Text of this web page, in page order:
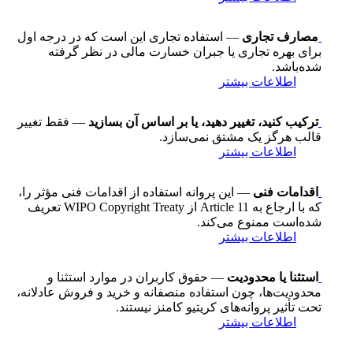
مصارف تجاری — استفاده تجاری این است که در درجه اول
برای بهره تجاری یا جبران خسارت مالی در نظر گرفته
شده‌باشد.
اطلاعات بیشتر
ترکیب کنید، تغییر دهید، یا بر اساس آن بسازید — فقط تغییر
قالب هرگز یک مشتق نمی‌سازد.
اطلاعات بیشتر
اقدامات فنی — این پروانه استفاده از اقدامات فنی مؤثر را،
که با ارجاع به Article 11 از WIPO Copyright Treaty تعریف
شده‌است ممنوع می‌کند.
اطلاعات بیشتر
استثنا یا محدودیت — حقوق کاربران در موارد استثنا و
محدودیت‌ها، چون استفاده منصفانه و خرید و فروش عادلانه،
تحت تأثیر پروانه‌های کریتیو کامنز نیستند.
اطلاعات بیشتر